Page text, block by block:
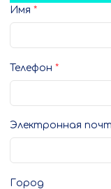
Имя
Телефон
Электронная
Город